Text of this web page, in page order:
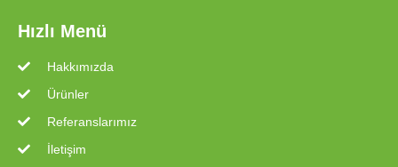
Hızlı Menü
Hakkımızda
Ürünler
Referanslarımız
İletişim